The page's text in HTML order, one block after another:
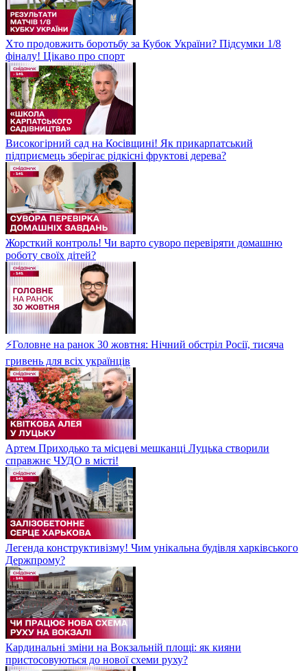
Хто продовжить боротьбу за Кубок України? Підсумки 1/8
фіналу! Цікаво про спорт
Високогірний сад на Косівщині! Як прикарпатський
підприємець зберігає рідкісні фруктові дерева?
Жорсткий контроль! Чи варто суворо перевіряти домашню
роботу своїх дітей?
⚡Головне на ранок 30 жовтня: Нічний обстріл Росії, тисяча
гривень для всіх українців
Артем Приходько та місцеві мешканці Луцька створили
справжнє ЧУДО в місті!
Легенда конструктивізму! Чим унікальна будівля харківського
Держпрому?
Кардинальні зміни на Вокзальній площі: як кияни
пристосовуються до нової схеми руху?